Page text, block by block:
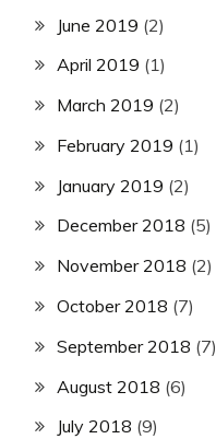
June 2019 (2)
April 2019 (1)
March 2019 (2)
February 2019 (1)
January 2019 (2)
December 2018 (5)
November 2018 (2)
October 2018 (7)
September 2018 (7)
August 2018 (6)
July 2018 (9)